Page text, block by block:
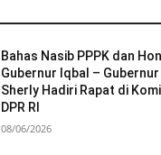
Bahas Nasib PPPK dan
Gubernur Iqbal – Gubernur
Sherly Hadiri Rapat di
DPR RI
08/06/2026